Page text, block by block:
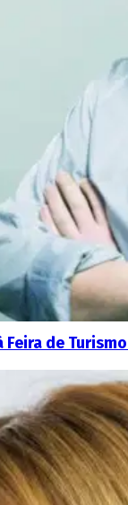
de